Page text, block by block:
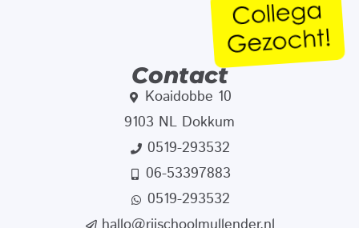
Contact
Koaidobbe 10
9103 NL Dokkum
0519-293532
06-53397883
0519-293532